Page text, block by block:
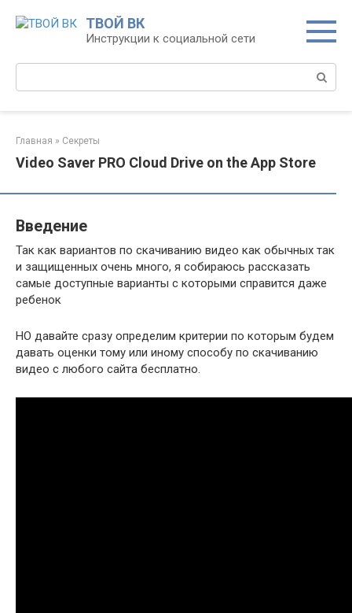
ТВОЙ ВК
Инструкции к социальной сети
Главная » Секреты
‎Video Saver PRO Cloud Drive on the App Store
Введение
Так как вариантов по скачиванию видео как обычных так
и защищенных очень много, я собираюсь рассказать
самые доступные варианты с которыми справится даже
ребенок
НО давайте сразу определим критерии по которым будем
давать оценки тому или иному способу по скачиванию
видео с любого сайта бесплатно.